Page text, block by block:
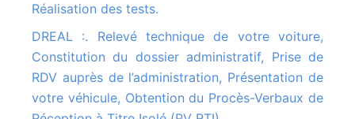
Réalisation des tests.
DREAL :. Relevé technique de votre voiture,
Constitution du dossier administratif, Prise de
RDV auprès de l’administration, Présentation de
votre véhicule, Obtention du Procès-Verbaux de